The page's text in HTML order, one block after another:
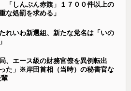
「しんぶん赤旗」１７００件以上の
処罰を求める」
れいわ新選組、新たな党名は「いの
、エース級の財務官僚を異例転出
た」※岸田首相（当時）の秘書官な